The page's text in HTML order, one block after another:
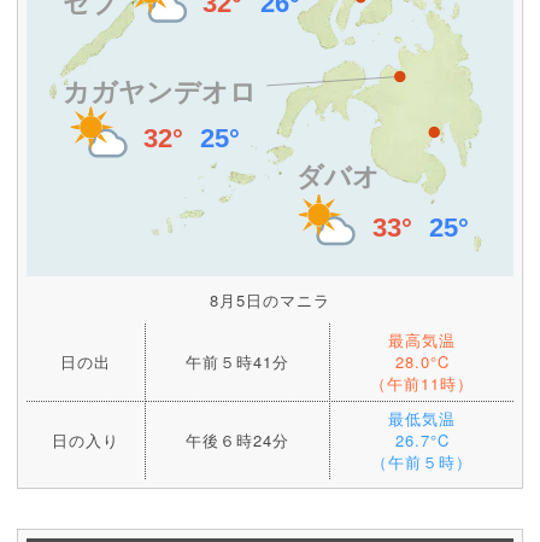
8月5日のマニラ
日の出 午前５時41分
最高気温
28.0°C
（午前11時）
日の入り 午後６時24分
最低気温
26.7°C
（午前５時）